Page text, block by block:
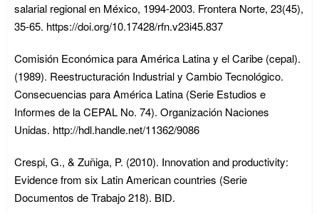
salarial regional en México, 1994-2003. Frontera Norte, 23(45),
35-65. https://doi.org/10.17428/rfn.v23i45.837
Comisión Económica para América Latina y el Caribe (cepal).
(1989). Reestructuración Industrial y Cambio Tecnológico.
Consecuencias para América Latina (Serie Estudios e
Informes de la CEPAL No. 74). Organización Naciones
Unidas. http://hdl.handle.net/11362/9086
Crespi, G., & Zuñiga, P. (2010). Innovation and productivity:
Evidence from six Latin American countries (Serie
Documentos de Trabajo 218). BID.